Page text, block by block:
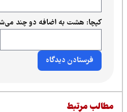
کپچا: هشت به اضافه دو چند می‌شود؟*
مرتبط